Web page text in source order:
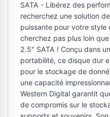
SATA - Libérez des
recherchez une solution
puissante pour votre style
cherchez pas plus loin
2.5" SATA ! Conçu dans
portabilité, ce disque dur
pour le stockage de
une capacité
Western Digital garantit
de compromis sur le